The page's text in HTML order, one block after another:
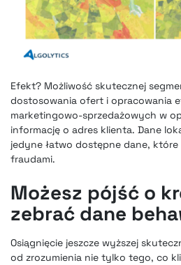
Efekt? Możliwość skutecznej
dostosowania ofert i opracowania
marketingowo-sprzedażowych w
informację o adres klienta. Dane
jedyne łatwo dostępne dane, które
fraudami.
Możesz pójść o
zebrać dane
Osiągnięcie jeszcze wyższej
od zrozumienia nie tylko tego, co